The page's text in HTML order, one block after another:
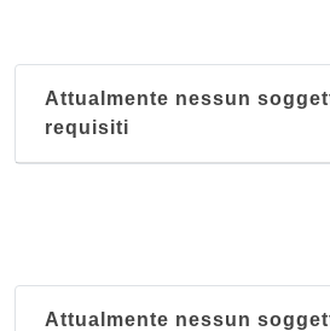
Attualmente nessun
requisiti
Attualmente nessun